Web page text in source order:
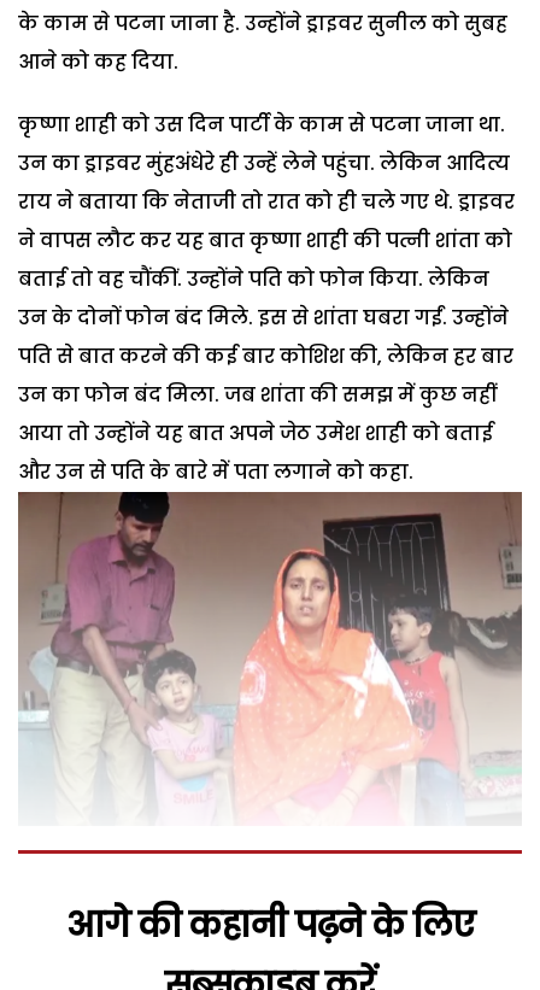
के काम से पटना जाना है. उन्होंने ड्राइवर सुनील को सुबह
आने को कह दिया.
कृष्णा शाही को उस दिन पार्टी के काम से पटना जाना था.
उन का ड्राइवर मुंहअंधेरे ही उन्हें लेने पहुंचा. लेकिन आदित्य
राय ने बताया कि नेताजी तो रात को ही चले गए थे. ड्राइवर
ने वापस लौट कर यह बात कृष्णा शाही की पत्नी शांता को
बताई तो वह चौंकीं. उन्होंने पति को फोन किया. लेकिन
उन के दोनों फोन बंद मिले. इस से शांता घबरा गईं. उन्होंने
पति से बात करने की कई बार कोशिश की, लेकिन हर बार
उन का फोन बंद मिला. जब शांता की समझ में कुछ नहीं
आया तो उन्होंने यह बात अपने जेठ उमेश शाही को बताई
और उन से पति के बारे में पता लगाने को कहा.
आगे की कहानी पढ़ने के लिए